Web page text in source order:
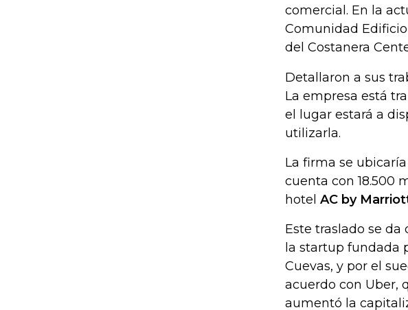
comercial. En la
Comunidad
del Costanera
Detallaron a sus
La empresa está
el lugar estará a
utilizarla.
La firma se
cuenta con 18.500
hotel AC by
Este traslado se
la startup fundada
Cuevas, y por el
acuerdo con Uber,
aumentó la